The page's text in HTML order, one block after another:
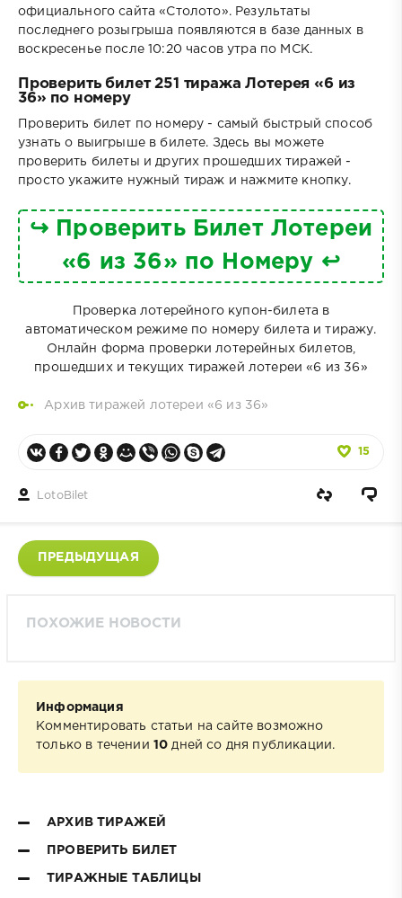
официального сайта «Столото». Результаты
последнего розыгрыша появляются в базе данных в
воскресенье после 10:20 часов утра по МСК.
Проверить билет 251 тиража Лотерея «6 из
36» по номеру
Проверить билет по номеру - самый быстрый способ
узнать о выигрыше в билете. Здесь вы можете
проверить билеты и других прошедших тиражей -
просто укажите нужный тираж и нажмите кнопку.
↪ Проверить Билет Лотереи
«6 из 36» по Номеру ↩
Проверка лотерейного купон-билета в
автоматическом режиме по номеру билета и тиражу.
Онлайн форма проверки лотерейных билетов,
прошедших и текущих тиражей лотереи «6 из 36»
Архив тиражей лотереи «6 из 36»
15
LotoBilet
ПРЕДЫДУЩАЯ
ПОХОЖИЕ НОВОСТИ
Информация
Комментировать статьи на сайте возможно
только в течении 10 дней со дня публикации.
АРХИВ ТИРАЖЕЙ
ПРОВЕРИТЬ БИЛЕТ
ТИРАЖНЫЕ ТАБЛИЦЫ